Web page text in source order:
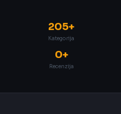
205+
Kategorija
0+
Recenzija